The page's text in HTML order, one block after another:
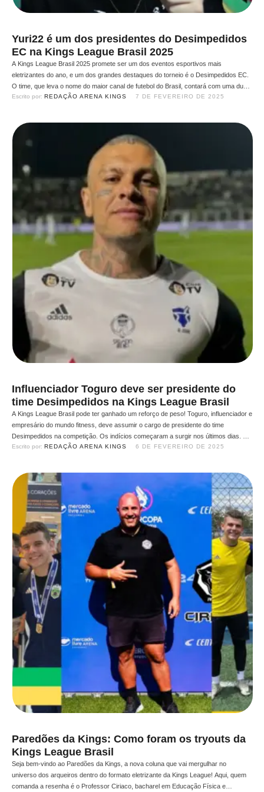
Yuri22 é um dos presidentes do Desimpedidos
EC na Kings League Brasil 2025
A Kings League Brasil 2025 promete ser um dos eventos esportivos mais
eletrizantes do ano, e um dos grandes destaques do torneio é o Desimpedidos EC.
O time, que leva o nome do maior canal de futebol do Brasil, contará com uma dupla
de peso na presidência: o streamer Yuri22 e o influenciador Toguro. Yuri22: …
Escrito por: REDAÇÃO ARENA KINGS 7 DE FEVEREIRO DE 2025
Influenciador Toguro deve ser presidente do
time Desimpedidos na Kings League Brasil
A Kings League Brasil pode ter ganhado um reforço de peso! Toguro, influenciador e
empresário do mundo fitness, deve assumir o cargo de presidente do time
Desimpedidos na competição. Os indícios começaram a surgir nos últimos dias. Em
um vídeo, Toguro revelou que estaria à frente do projeto e, ontem, reforçou ainda
Escrito por: REDAÇÃO ARENA KINGS 6 DE FEVEREIRO DE 2025
Paredões da Kings: Como foram os tryouts da
Kings League Brasil
Seja bem-vindo ao Paredões da Kings, a nova coluna que vai mergulhar no
universo dos arqueiros dentro do formato eletrizante da Kings League! Aqui, quem
comanda a resenha é o Professor Ciriaco, bacharel em Educação Física e